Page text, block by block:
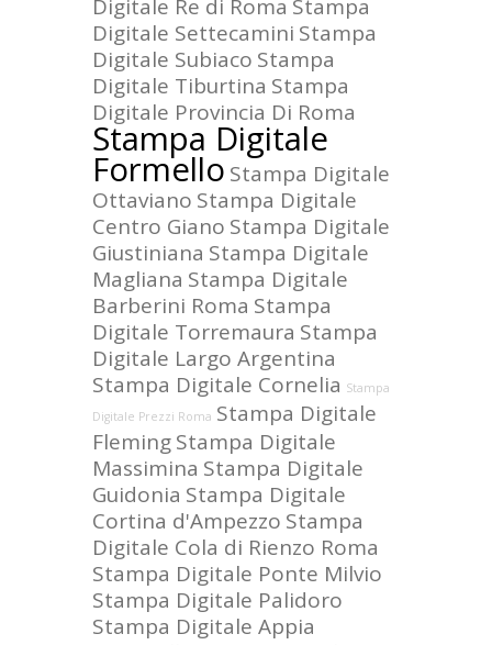
Digitale Re di Roma Stampa
Digitale Settecamini Stampa
Digitale Subiaco Stampa
Digitale Tiburtina Stampa
Digitale Provincia Di Roma
Stampa Digitale
Formello Stampa Digitale
Ottaviano Stampa Digitale
Centro Giano Stampa Digitale
Giustiniana Stampa Digitale
Magliana Stampa Digitale
Barberini Roma Stampa
Digitale Torremaura Stampa
Digitale Largo Argentina
Stampa Digitale Cornelia Stampa
Digitale Prezzi Roma Stampa Digitale
FlemingStampa Digitale
Massimina Stampa Digitale
Guidonia Stampa Digitale
Cortina d'Ampezzo Stampa
Digitale Cola di Rienzo Roma
Stampa Digitale Ponte Milvio
Stampa Digitale Palidoro
Stampa Digitale Appia